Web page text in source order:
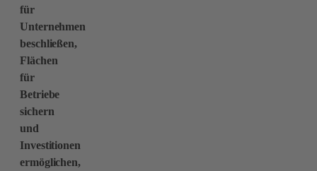
für
Unternehmen
beschließen,
Flächen
für
Betriebe
sichern
und
Investitionen
ermöglichen,